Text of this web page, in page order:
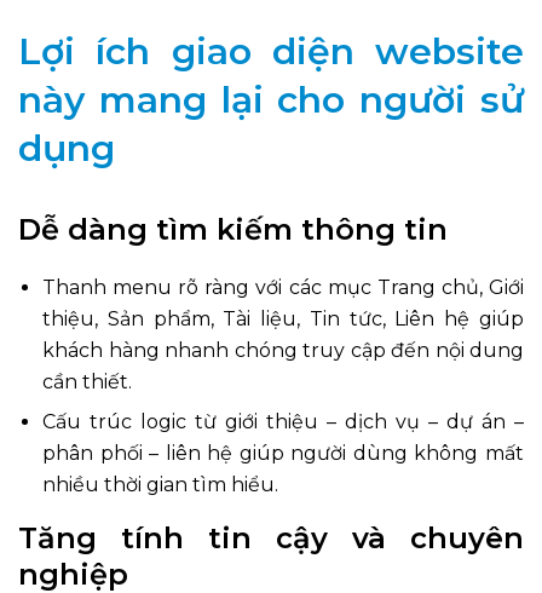
Lợi ích giao diện website
này mang lại cho người sử
dụng
Dễ dàng tìm kiếm thông tin
Thanh menu rõ ràng với các mục Trang chủ, Giới
thiệu, Sản phẩm, Tài liệu, Tin tức, Liên hệ giúp
khách hàng nhanh chóng truy cập đến nội dung
cần thiết.
Cấu trúc logic từ giới thiệu – dịch vụ – dự án –
phân phối – liên hệ giúp người dùng không mất
nhiều thời gian tìm hiểu.
Tăng tính tin cậy và chuyên
nghiệp